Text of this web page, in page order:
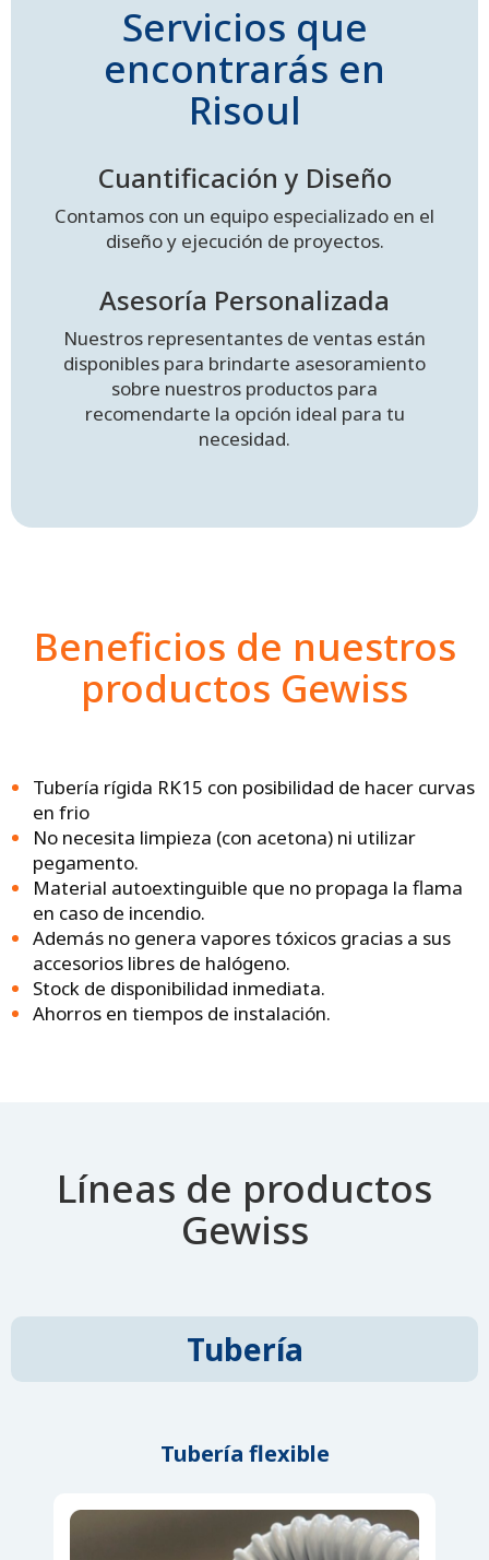
Servicios que
encontrarás en
Risoul
Cuantificación y Diseño
Contamos con un equipo especializado en el
diseño y ejecución de proyectos.
Asesoría Personalizada
Nuestros representantes de ventas están
disponibles para brindarte asesoramiento
sobre nuestros productos para
recomendarte la opción ideal para tu
necesidad.
Beneficios de nuestros
productos Gewiss
Tubería rígida RK15 con posibilidad de hacer curvas
en frio
No necesita limpieza (con acetona) ni utilizar
pegamento.
Material autoextinguible que no propaga la flama
en caso de incendio.
Además no genera vapores tóxicos gracias a sus
accesorios libres de halógeno.
Stock de disponibilidad inmediata.
Ahorros en tiempos de instalación.
Líneas de productos
Gewiss
Tubería
Tubería flexible